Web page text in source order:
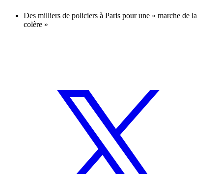
Des milliers de policiers à Paris pour une « marche de la
colère »